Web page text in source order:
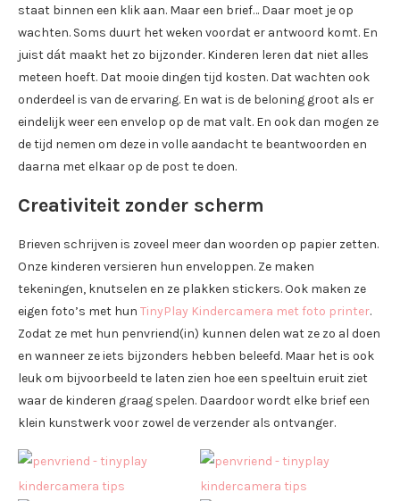
staat binnen een klik aan. Maar een brief… Daar moet je op
wachten. Soms duurt het weken voordat er antwoord komt. En
juist dát maakt het zo bijzonder. Kinderen leren dat niet alles
meteen hoeft. Dat mooie dingen tijd kosten. Dat wachten ook
onderdeel is van de ervaring. En wat is de beloning groot als er
eindelijk weer een envelop op de mat valt. En ook dan mogen ze
de tijd nemen om deze in volle aandacht te beantwoorden en
daarna met elkaar op de post te doen.
Creativiteit zonder scherm
Brieven schrijven is zoveel meer dan woorden op papier zetten.
Onze kinderen versieren hun enveloppen. Ze maken
tekeningen, knutselen en ze plakken stickers. Ook maken ze
eigen foto’s met hun TinyPlay Kindercamera met foto printer.
Zodat ze met hun penvriend(in) kunnen delen wat ze zo al doen
en wanneer ze iets bijzonders hebben beleefd. Maar het is ook
leuk om bijvoorbeeld te laten zien hoe een speeltuin eruit ziet
waar de kinderen graag spelen. Daardoor wordt elke brief een
klein kunstwerk voor zowel de verzender als ontvanger.